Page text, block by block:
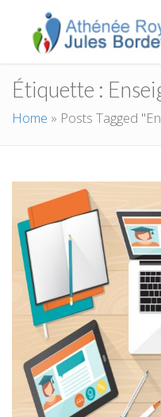
Étiquette :
Home » Posts Tagged